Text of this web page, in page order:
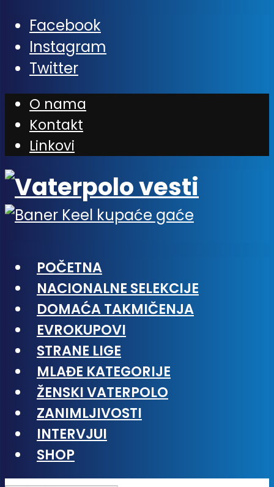
Facebook
Instagram
Twitter
O nama
Kontakt
Linkovi
POČETNA
NACIONALNE SELEKCIJE
DOMAĆA TAKMIČENJA
EVROKUPOVI
STRANE LIGE
MLAĐE KATEGORIJE
ŽENSKI VATERPOLO
ZANIMLJIVOSTI
INTERVJUI
SHOP